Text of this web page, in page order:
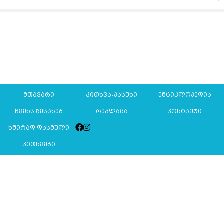
მთავარი კითხვა-პასუხი ენციკლოპედია
ჩვენს შესახებ რეკლამა კონტაქტი
ხშირად დასმული
კითხვები